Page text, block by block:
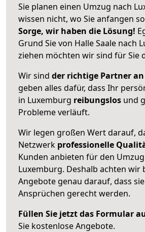
Sie planen einen Umzug nach
wissen nicht, wo Sie anfangen
Sorge, wir haben die Lösung!
Grund Sie von Halle Saale nach
ziehen möchten wir sind für Sie
Wir sind der richtige Partner
geben alles dafür, dass Ihr
in Luxemburg reibungslos und
Probleme verläuft.
Wir legen großen Wert darauf,
Netzwerk professionelle
Kunden anbieten für den
Luxemburg. Deshalb achten wir
Angebote genau darauf, dass
Ansprüchen gerecht werden.
Füllen Sie jetzt das Formular
Sie kostenlose Angebote.